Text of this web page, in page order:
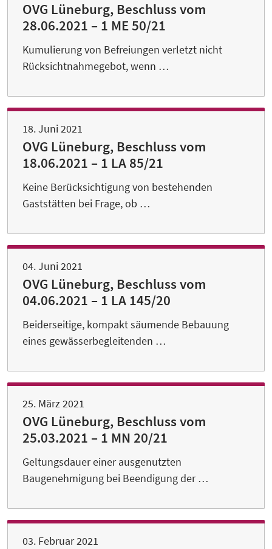
OVG Lüneburg, Beschluss vom
28.06.2021 – 1 ME 50/21
Kumulierung von Befreiungen verletzt nicht
Rücksichtnahmegebot, wenn …
18. Juni 2021
OVG Lüneburg, Beschluss vom
18.06.2021 – 1 LA 85/21
Keine Berücksichtigung von bestehenden
Gaststätten bei Frage, ob …
04. Juni 2021
OVG Lüneburg, Beschluss vom
04.06.2021 – 1 LA 145/20
Beiderseitige, kompakt säumende Bebauung
eines gewässerbegleitenden …
25. März 2021
OVG Lüneburg, Beschluss vom
25.03.2021 – 1 MN 20/21
Geltungsdauer einer ausgenutzten
Baugenehmigung bei Beendigung der …
03. Februar 2021